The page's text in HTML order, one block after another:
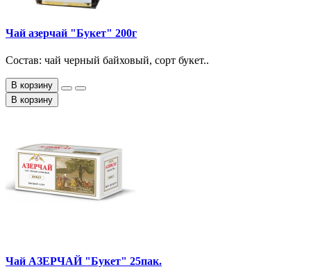
Чай азерчай "Букет" 200г
Состав: чай черный байховый, сорт букет..
В корзину
В корзину
Чай АЗЕРЧАЙ "Букет" 25пак.